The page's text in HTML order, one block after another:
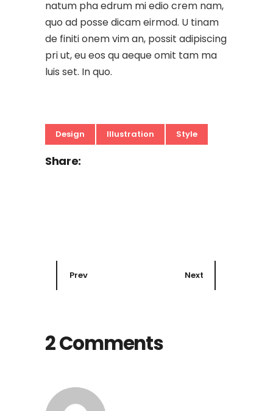
natum pha edrum mi edio crem nam,
quo ad posse dicam eirmod. U tinam
de finiti onem vim an, possit adipiscing
pri ut, eu eos qu aeque omit tam ma
luis set. In quo.
Design Illustration Style
Share:
Prev Next
2 Comments